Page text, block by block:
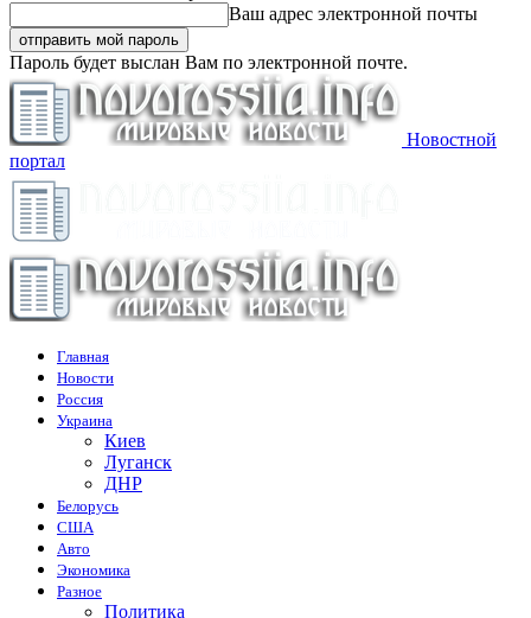
Ваш адрес электронной почты
Пароль будет выслан Вам по электронной почте.
Новостной
портал
Главная
Новости
Россия
Украина
Киев
Луганск
ДНР
Белорусь
США
Авто
Экономика
Разное
Политика